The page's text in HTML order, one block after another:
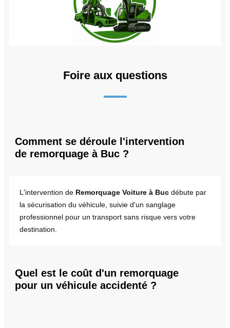
Foire aux questions
Comment se déroule l'intervention
de remorquage à Buc ?
L'intervention de Remorquage Voiture à Buc débute par
la sécurisation du véhicule, suivie d'un sanglage
professionnel pour un transport sans risque vers votre
destination.
Quel est le coût d'un remorquage
pour un véhicule accidenté ?